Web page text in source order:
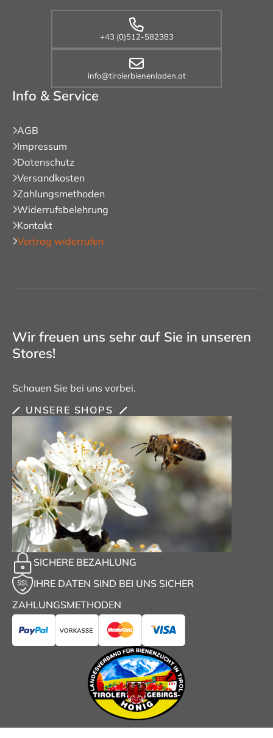
+43 (0)512-582383
info@tirolerbienenladen.at
Info & Service
AGB
Impressum
Datenschutz
Versandkosten
Zahlungsmethoden
Widerrufsbelehrung
Kontakt
Vertrag widerrufen
Wir freuen uns sehr auf Sie in unseren
Stores!
Schauen Sie bei uns vorbei.
UNSERE SHOPS
SICHERE BEZAHLUNG
IHRE DATEN SIND BEI UNS SICHER
ZAHLUNGSMETHODEN